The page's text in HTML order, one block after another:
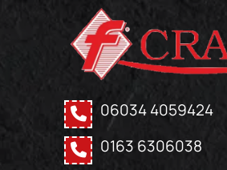
06034 4059424
0163 6306038